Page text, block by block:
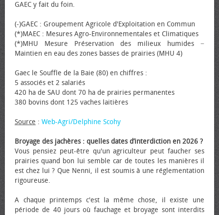
GAEC y fait du foin.
(-)GAEC : Groupement Agricole d'Exploitation en Commun
(*)MAEC : Mesures Agro-Environnementales et Climatiques
(*)MHU Mesure Préservation des milieux humides −
Maintien en eau des zones basses de prairies (MHU 4)
Gaec le Souffle de la Baie (80) en chiffres :
5 associés et 2 salariés
420 ha de SAU dont 70 ha de prairies permanentes
380 bovins dont 125 vaches laitières
Source : Web-Agri/Delphine Scohy
Broyage des jachères : quelles dates d’interdiction en 2026 ?
Vous pensiez peut-être qu'un agriculteur peut faucher ses
prairies quand bon lui semble car de toutes les manières il
est chez lui ? Que Nenni, il est soumis à une réglementation
rigoureuse.
A chaque printemps c'est la même chose, il existe une
période de 40 jours où fauchage et broyage sont interdits